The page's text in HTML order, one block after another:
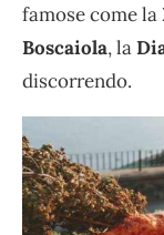
famose come la
Boscaiola, la
discorrendo.